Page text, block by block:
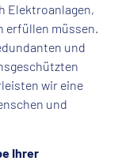
Elektroanlagen,
erfüllen müssen.
und
wir eine
und
Ihrer